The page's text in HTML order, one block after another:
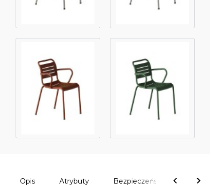
Opis Atrybuty Bezpieczeństwo